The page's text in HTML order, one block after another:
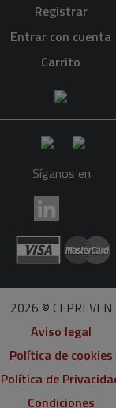
Registrar
Entrar con cuenta
Carrito
Síganos en:
2026 © CEPREVEN
Aviso legal
Política de cookies
Política de
Condiciones